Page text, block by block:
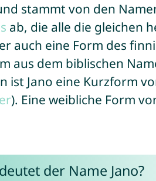
stammt von den
ab, die alle die gleichen
auch eine Form des
aus dem biblischen
ist Jano eine Kurzform
). Eine weibliche Form
der Name Jano?